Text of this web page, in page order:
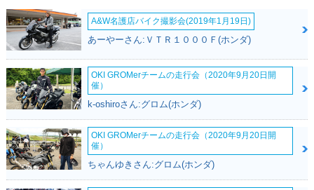
2020年7月にマイナーチェンジを受け、2気筒エンジンに新形状のピスト
ンを採用し、圧縮比を高めるとともに、出力とトルクの向上を図った。ア
シスト＆スリッパークラッチも標準装備した。また、このマイナーチェン
ジを機に、ABS搭載モデルのみがラインナップされることになった。
トルクコントロール（トラクションコントロール）の装備、ハザードラン
プの採用などを受けた。また、同時に平成32年（令和2年）排ガス規制に
適合した。
A&W名護店バイク撮影会(2019年1月19日)
あーやーさん:ＶＴＲ１０００Ｆ(ホンダ)
OKI GROMerチームの走行会（2020年9月20日開
催）
k-oshiroさん:グロム(ホンダ)
OKI GROMerチームの走行会（2020年9月20日開
催）
ちゃんゆきさん:グロム(ホンダ)